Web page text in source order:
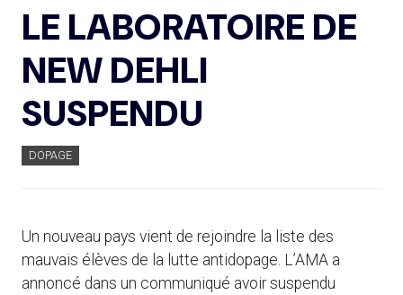
LE LABORATOIRE DE
NEW DEHLI
SUSPENDU
DOPAGE
Un nouveau pays vient de rejoindre la liste des
mauvais élèves de la lutte antidopage. L’AMA a
annoncé dans un communiqué avoir suspendu